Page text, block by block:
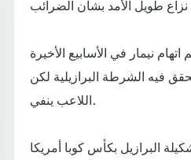
نيمار في الأسابيع الأخيرة
فيه الشرطة البرازيلية لكن
اللاعب ينفي.
البرازيل بكأس كوبا أمريكا